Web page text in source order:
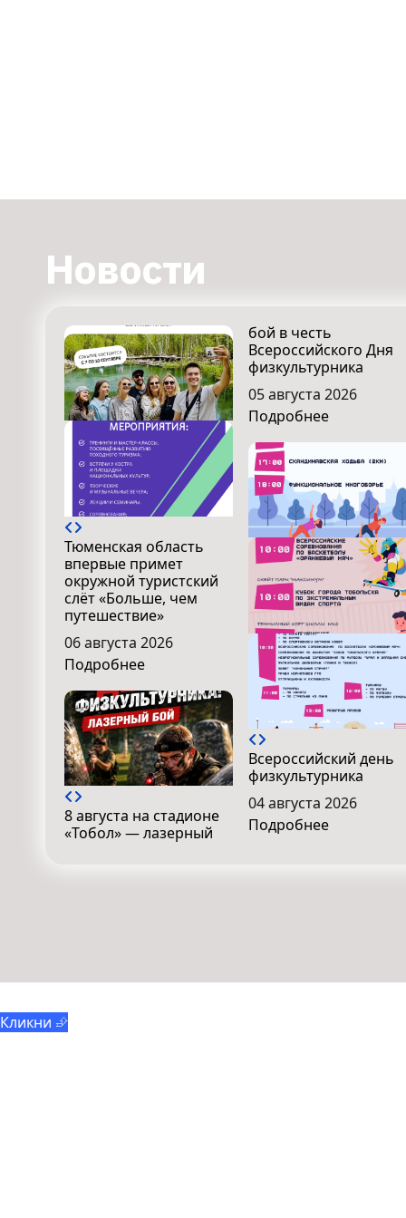
Новости
Тюменская область
впервые примет
окружной туристский
слёт «Больше, чем
путешествие»
06 августа 2026
Подробнее
8 августа на стадионе
«Тобол» — лазерный
бой в честь
Всероссийского Дня
физкультурника
05 августа 2026
Подробнее
Всероссийский день
физкультурника
04 августа 2026
Подробнее
Кликни ⮵